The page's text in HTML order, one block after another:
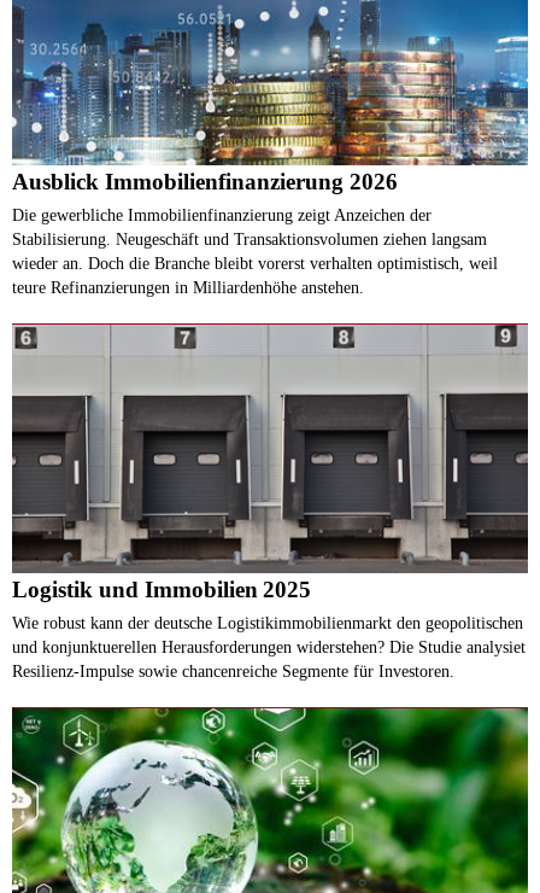
Ausblick Immobilienfinanzierung 2026
Die gewerbliche Immobilienfinanzierung zeigt Anzeichen der
Stabilisierung. Neugeschäft und Transaktionsvolumen ziehen langsam
wieder an. Doch die Branche bleibt vorerst verhalten optimistisch, weil
teure Refinanzierungen in Milliardenhöhe anstehen.
Logistik und Immobilien 2025
Wie robust kann der deutsche Logistikimmobilienmarkt den geopolitischen
und konjunktuerellen Herausforderungen widerstehen? Die Studie analysiet
Resilienz-Impulse sowie chancenreiche Segmente für Investoren.